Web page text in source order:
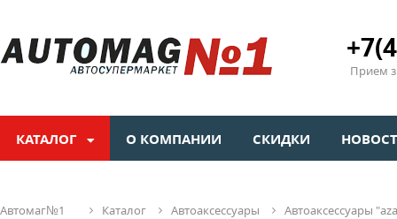
Прием
КАТАЛОГ О КОМПАНИИ СКИДКИ
автомаг№1 каталог автоаксессуары
автоаксессуары